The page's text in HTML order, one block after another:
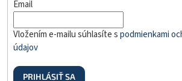
Email
Vložením e-mailu súhlasíte spodmienkami
údajov
PRIHLÁSIŤ SA